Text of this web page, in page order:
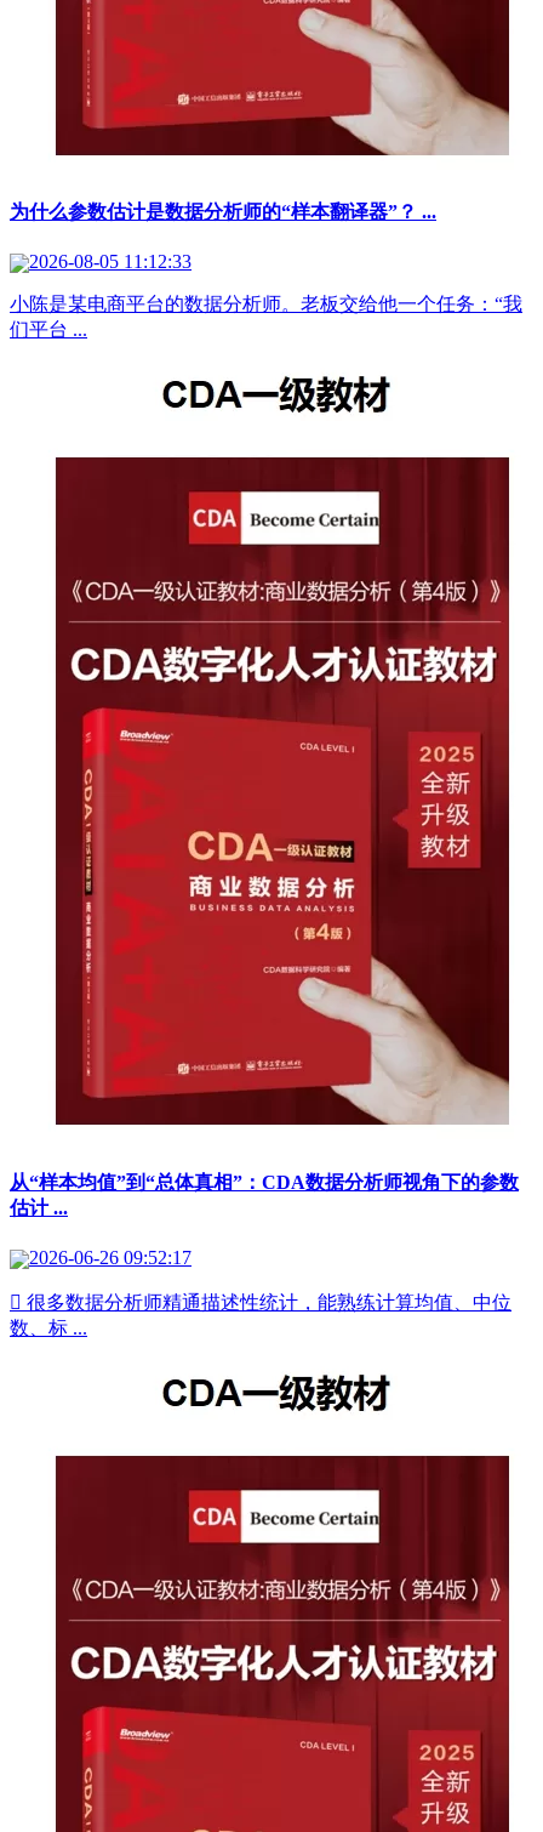
为什么参数估计是数据分析师的“样本翻译器”？ ...
2026-08-05 11:12:33
小陈是某电商平台的数据分析师。老板交给他一个任务：“我
们平台 ...
从“样本均值”到“总体真相”：CDA数据分析师视角下的参数
估计 ...
2026-06-26 09:52:17
 很多数据分析师精通描述性统计，能熟练计算均值、中位
数、标 ...